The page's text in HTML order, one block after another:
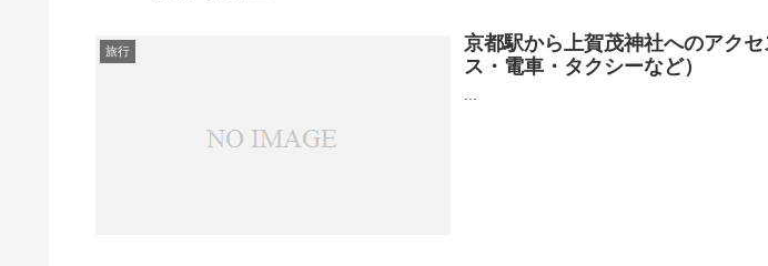
旅行
京都駅から上賀茂神社へのアク
ス・電車・タクシーなど）